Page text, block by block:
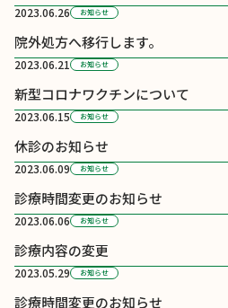
2023.06.26 お知らせ
院外処方へ移行します。
2023.06.21 お知らせ
新型コロナワクチンについて
2023.06.15 お知らせ
休診のお知らせ
2023.06.09 お知らせ
診療時間変更のお知らせ
2023.06.06 お知らせ
診療内容の変更
2023.05.29 お知らせ
診療時間変更のお知らせ